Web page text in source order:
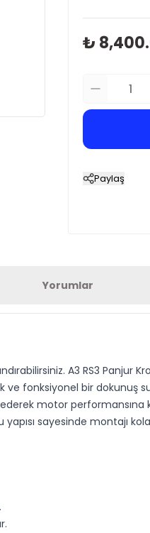
₺
Paylaş
Yorumlar
A3 RS3 Panjur
ve fonksiyonel bir dokunuş
motor performansına
yapısı sayesinde montajı